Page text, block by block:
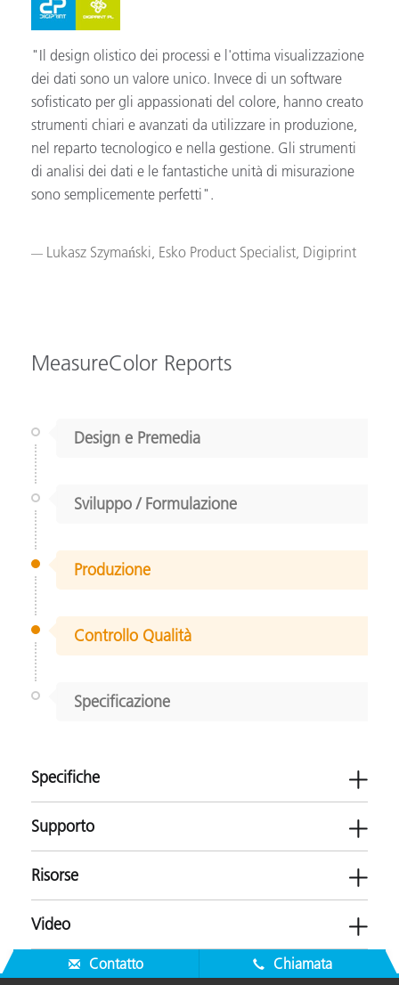
"Il design olistico dei processi e l'ottima visualizzazione
dei dati sono un valore unico. Invece di un software
sofisticato per gli appassionati del colore, hanno creato
strumenti chiari e avanzati da utilizzare in produzione,
nel reparto tecnologico e nella gestione. Gli strumenti
di analisi dei dati e le fantastiche unità di misurazione
sono semplicemente perfetti".
Lukasz Szymański, Esko Product Specialist, Digiprint
MeasureColor Reports
Design e Premedia
Sviluppo / Formulazione
Produzione
Controllo Qualità
Specificazione
Specifiche
Supporto
Software
Risorse
Brochure
Video
Contatto Chiamata